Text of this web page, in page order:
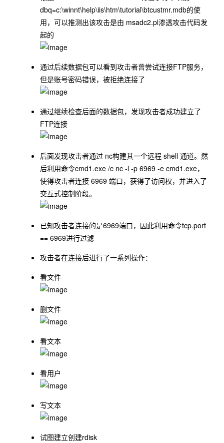
dbq=c:\winnt\help\iis\htm\tutorial\btcustmr.mdb的使
用，可以推测出该攻击是由 msadc2.pl渗透攻击代码发
起的
通过后续数据包可以看到攻击者曾尝试连接FTP服务，
但是账号密码错误，被拒绝连接了
通过继续检查后面的数据包，发现攻击者成功建立了
FTP连接
后面发现攻击者通过 nc构建其一个远程 shell 通道。然
后利用命令cmd1.exe /c nc -l -p 6969 -e cmd1.exe，
使得攻击者连接 6969 端口，获得了访问权，并进入了
交互式控制阶段。
已知攻击者连接的是6969端口，因此利用命令tcp.port
== 6969进行过滤
攻击者在连接后进行了一系列操作：
看文件
删文件
看文本
看用户
写文本
试图建立创建rdisk